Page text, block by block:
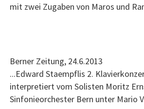
mit zwei Zugaben von Maros und
Berner Zeitung, 24.6.2013
...Edward Staempflis 2.
interpretiert vom Solisten Moritz
Sinfonieorchester Bern unter Mario